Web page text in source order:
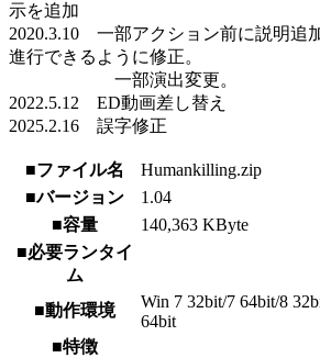
示を追加
2020.3.10 一部アクション前に説明追
進行できるように修正。
一部演出変更。
2022.5.12 ED動画差し替え
2025.2.16 誤字修正
■ファイル名
Humankilling.zip
■バージョン
1.04
■容量
140,363 KByte
■必要ランタイ
ム
■動作環境
Win 7 32bit/7 64bit/8
64bit
■特徴